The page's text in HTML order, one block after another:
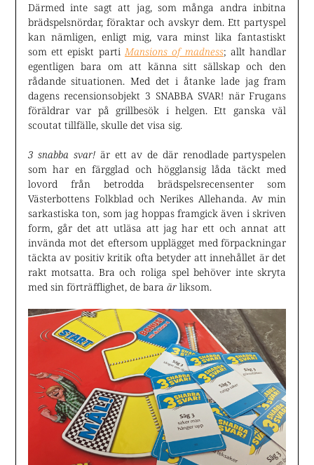
Därmed inte sagt att jag, som många andra inbitna
brädspelsnördar, föraktar och avskyr dem. Ett partyspel
kan nämligen, enligt mig, vara minst lika fantastiskt
som ett episkt parti Mansions of madness; allt handlar
egentligen bara om att känna sitt sällskap och den
rådande situationen. Med det i åtanke lade jag fram
dagens recensionsobjekt 3 SNABBA SVAR! när Frugans
föräldrar var på grillbesök i helgen. Ett ganska väl
scoutat tillfälle, skulle det visa sig.
3 snabba svar! är ett av de där renodlade partyspelen
som har en färgglad och högglansig låda täckt med
lovord från betrodda brädspelsrecensenter som
Västerbottens Folkblad och Nerikes Allehanda. Av min
sarkastiska ton, som jag hoppas framgick även i skriven
form, går det att utläsa att jag har ett och annat att
invända mot det eftersom upplägget med förpackningar
täckta av positiv kritik ofta betyder att innehållet är det
rakt motsatta. Bra och roliga spel behöver inte skryta
med sin förträfflighet, de bara ärliksom.